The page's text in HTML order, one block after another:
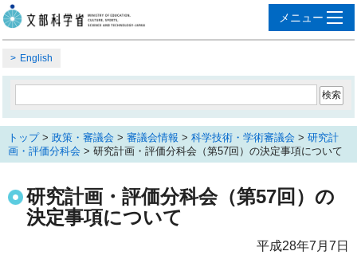
English
トップ> 政策・審議会 > 審議会情報 > 科学技術・学術審議会 > 研究計
画・評価分科会 > 研究計画・評価分科会（第57回）の決定事項について
研究計画・評価分科会（第57回）の
決定事項について
平成28年7月7日